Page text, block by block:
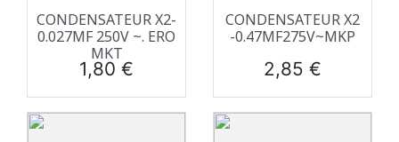
CONDENSATEUR X2-
0.027ΜF 250V ~. ERO
MKT
Prix
1,80 €
CONDENSATEUR X2
-0.47ΜF275V~MKP
Prix
2,85 €